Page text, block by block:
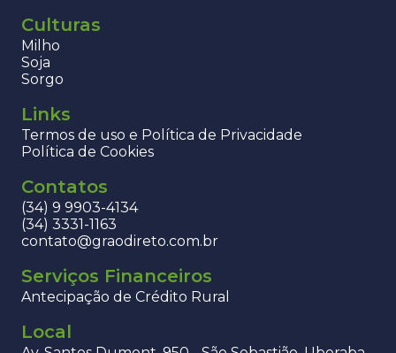
Culturas
Milho
Soja
Sorgo
Links
Termos de uso e Política de Privacidade
Política de Cookies
Contatos
(34) 9 9903-4134
(34) 3331-1163
contato@graodireto.com.br
Serviços Financeiros
Antecipação de Crédito Rural
Local